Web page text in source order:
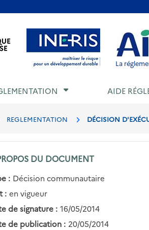
Aller au menu Aller au
La
AIDE
REGLEMENTATION DÉCISION
DU DOCUMENT
: Décision communautaire
: en vigueur
de signature : 16/05/2014
de publication : 20/05/2014